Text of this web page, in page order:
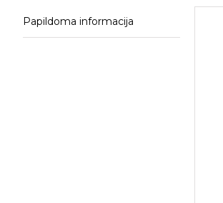
Papildoma informacija